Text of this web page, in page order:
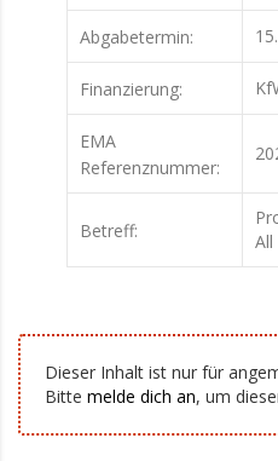
Abgabetermin:
Finanzierung:
EMA
Referenznummer:
Betreff:
Dieser Inhalt ist nur für
Bitte melde dich an, um